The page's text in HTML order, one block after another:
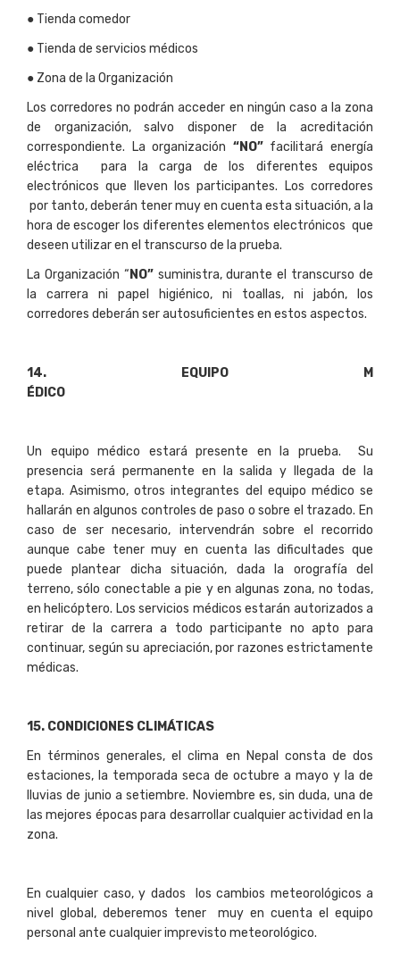
● Tienda comedor
● Tienda de servicios médicos
● Zona de la Organización
Los corredores no podrán acceder en ningún caso a la zona
de organización, salvo disponer de la acreditación
correspondiente. La organización “NO”facilitará energía
eléctrica para la carga de los diferentes equipos
electrónicos que lleven los participantes. Los corredores
por tanto, deberán tener muy en cuenta esta situación, a la
hora de escoger los diferentes elementos electrónicos que
deseen utilizar en el transcurso de la prueba.
La Organización “ NO”suministra, durante el transcurso de
la carrera ni papel higiénico, ni toallas, ni jabón, los
corredores deberán ser autosuficientes en estos aspectos.
14. EQUIPO M
Un equipo médico estará presente en la prueba. Su
presencia será permanente en la salida y llegada de la
etapa. Asimismo, otros integrantes del equipo médico se
hallarán en algunos controles de paso o sobre el trazado. En
caso de ser necesario, intervendrán sobre el recorrido
aunque cabe tener muy en cuenta las dificultades que
puede plantear dicha situación, dada la orografía del
terreno, sólo conectable a pie y en algunas zona, no todas,
en helicóptero. Los servicios médicos estarán autorizados a
retirar de la carrera a todo participante no apto para
continuar, según su apreciación, por razones estrictamente
médicas.
15. CONDICIONES CLIMÁTICAS
En términos generales, el clima en Nepal consta de dos
estaciones, la temporada seca de octubre a mayo y la de
lluvias de junio a setiembre. Noviembre es, sin duda, una de
las mejores épocas para desarrollar cualquier actividad en la
zona.
En cualquier caso, y dados los cambios meteorológicos a
nivel global, deberemos tener muy en cuenta el equipo
personal ante cualquier imprevisto meteorológico.